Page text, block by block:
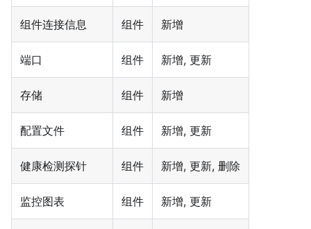
组件连接信息 组件 新增
端口 组件 新增, 更新
存储 组件 新增
配置文件 组件 新增, 更新
健康检测探针 组件 新增, 更新, 删除
监控图表 组件 新增, 更新